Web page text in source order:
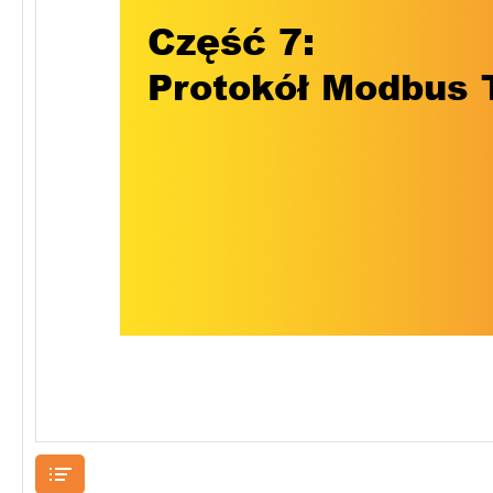
Część 7:
Protokół Modbus